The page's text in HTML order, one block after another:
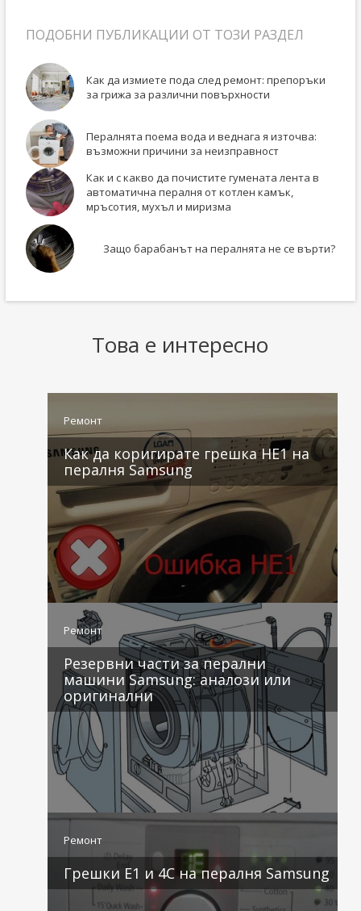
ПОДОБНИ ПУБЛИКАЦИИ ОТ ТОЗИ РАЗДЕЛ
Как да измиете пода след ремонт: препоръки
за грижа за различни повърхности
Пералнята поема вода и веднага я източва:
възможни причини за неизправност
Как и с какво да почистите гумената лента в
автоматична пералня от котлен камък,
мръсотия, мухъл и миризма
Защо барабанът на пералнята не се върти?
Това е интересно
Ремонт
Как да коригирате грешка HE1 на
пералня Samsung
4 коментара
Ремонт
Резервни части за перални
машини Samsung: аналози или
оригинални
Ремонт
Грешки E1 и 4C на пералня Samsung